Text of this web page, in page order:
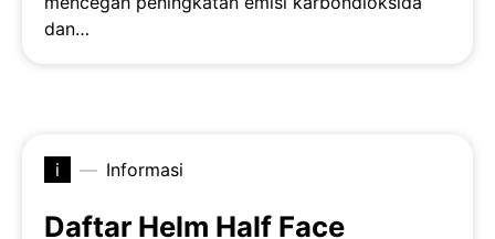
dan…
i Informasi
Daftar Helm Half Face